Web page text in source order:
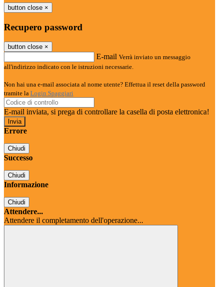
button close ×
Recupero password
button close ×
E-mail Verrà inviato un messaggio
all'indirizzo indicato con le istruzioni necessarie.
Non hai una e-mail associata al nome utente? Effettua il reset della password
tramite la Login Spaggiari
E-mail inviata, si prega di controllare la casella di posta elettronica!
Errore
Chiudi
Successo
Chiudi
Informazione
Chiudi
Attendere...
Attendere il completamento dell'operazione...